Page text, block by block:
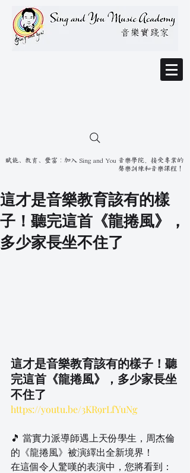
賦能、教育、豐富：加入 Sing and You 音樂學院，接受專業的
聲樂訓練和音樂課程！
這才是音樂教育該有的樣
子！聽完這首《龍捲風》，
多少家長坐不住了
這才是音樂教育該有的樣子！聽
完這首《龍捲風》，多少家長坐
不住了
https://youtu.be/3KR9rLfYuNg
🎵 當實力派導師遇上天份學生，周杰倫
的《龍捲風》被演繹出全新境界！
在這個令人驚嘆的表演中，您將看到：